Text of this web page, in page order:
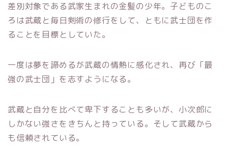
差別対象である武家生まれの金髪の少年。子どものこ
ろは武蔵と毎日剣術の修行をして、ともに武士団を作
ることを目標としていた。
一度は夢を諦めるが武蔵の情熱に感化され、再び「最
強の武士団」を志すようになる。
武蔵と自分を比べて卑下することも多いが、小次郎に
しかない強さをきちんと持っている。そして武蔵から
も信頼されている。